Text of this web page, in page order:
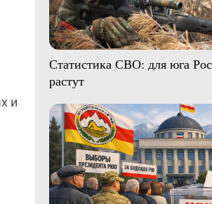
и
Статистика СВО: для юга
растут